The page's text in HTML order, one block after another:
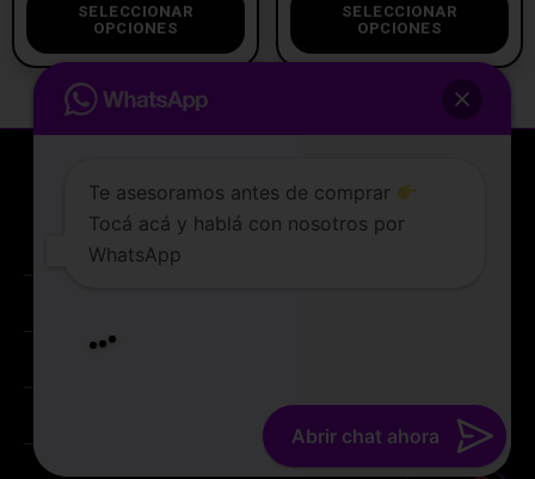
SELECCIONAR
OPCIONES
SELECCIONAR
OPCIONES
La tienda de vapeo mejor valorada de Uruguay.
TERMINOS Y CONDICIONES
© 2022 TIENDAVAPER.UY
Te asesoramos antes de comprar
Tocá acá y hablá con nosotros por
WhatsApp
Entregamos en el dia
Abrir chat ahora